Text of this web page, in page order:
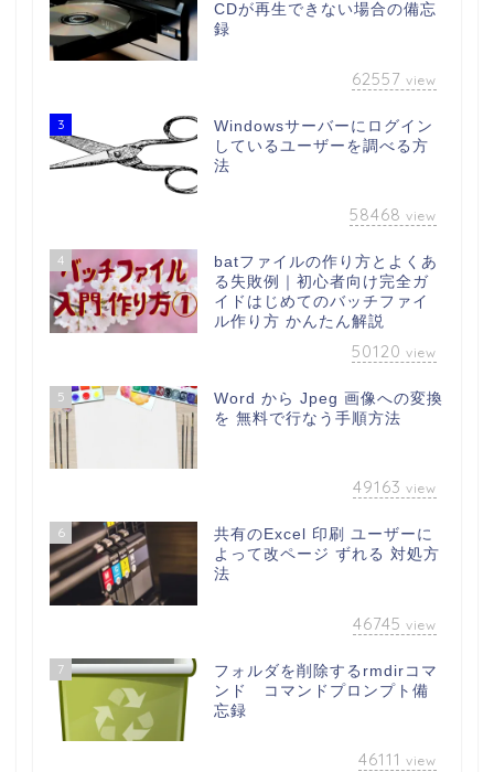
CDが再生できない場合の備忘
録
62557 view
3
Windowsサーバーにログイン
しているユーザーを調べる方
法
58468 view
4
batファイルの作り方とよくあ
る失敗例｜初心者向け完全ガ
イドはじめてのバッチファイ
ル作り方 かんたん解説
50120 view
5
Word から Jpeg 画像への変換
を 無料で行なう手順方法
49163 view
6
共有のExcel 印刷 ユーザーに
よって改ページ ずれる 対処方
法
46745 view
7
フォルダを削除するrmdirコマ
ンド コマンドプロンプト備
忘録
46111 view